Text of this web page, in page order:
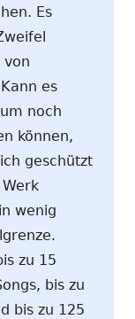
Es
von
es
noch
können,
geschützt
wenig
zu 15
bis zu
bis zu 125